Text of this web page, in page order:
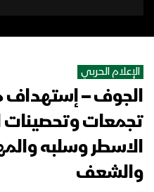
الإعلام الحربي
الجوف –
تجمعات وتحصينات
الاسطر وسلبه
والشعف